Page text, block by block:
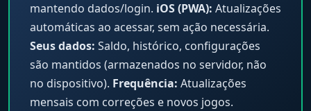
mantendo dados/login. iOS (PWA): Atualizações
automáticas ao acessar, sem ação necessária.
Seus dados: Saldo, histórico, configurações
são mantidos (armazenados no servidor, não
no dispositivo). Frequência: Atualizações
mensais com correções e novos jogos.